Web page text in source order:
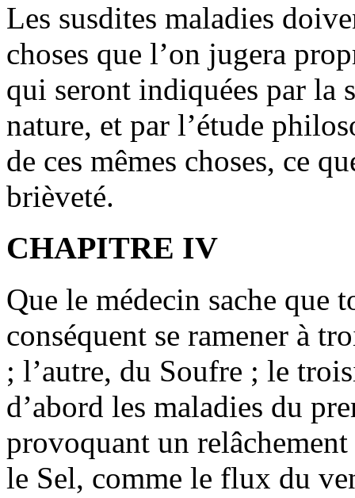
Les susdites maladies
choses que l’on jugera
qui seront indiquées par la
nature, et par l’étude
de ces mêmes choses, ce
brièveté.
CHAPITRE IV
Que le médecin sache que
conséquent se ramener à
; l’autre, du Soufre ; le
d’abord les maladies du
provoquant un
le Sel, comme le flux du